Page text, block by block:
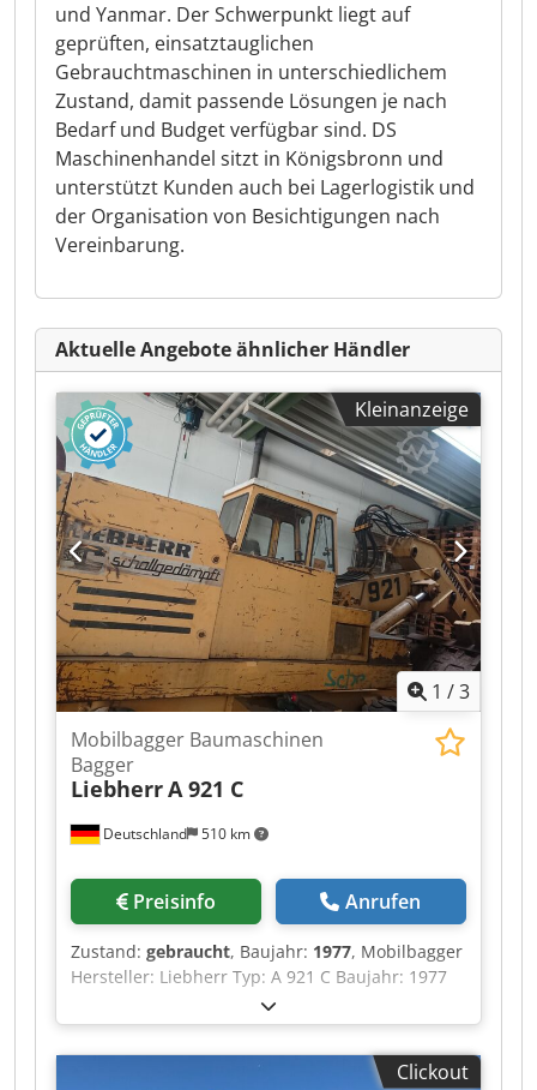
und Yanmar. Der Schwerpunkt liegt auf
geprüften, einsatztauglichen
Gebrauchtmaschinen in unterschiedlichem
Zustand, damit passende Lösungen je nach
Bedarf und Budget verfügbar sind. DS
Maschinenhandel sitzt in Königsbronn und
unterstützt Kunden auch bei Lagerlogistik und
der Organisation von Besichtigungen nach
Vereinbarung.
Aktuelle Angebote ähnlicher Händler
Kleinanzeige
1 /3
Deutschland 510 km
Mobilbagger Baumaschinen
Bagger
LiebherrA 921 C
Preisinfo Anrufen
Zustand: gebraucht, Baujahr: 1977, Mobilbagger
Hersteller: Liebherr Typ: A 921 C Baujahr: 1977
Gewicht / Einsatzgewicht: ca. 18.000 kg Csdpfx
Aozrzymslioha Transportlänge: ca. 8,50 – 9,00 m
Transportbreite: ca. 2,48 – 2,50 m Höhe (über
Kabine): ca. 3,15 – 3,20 m Motor & AntriebClickout